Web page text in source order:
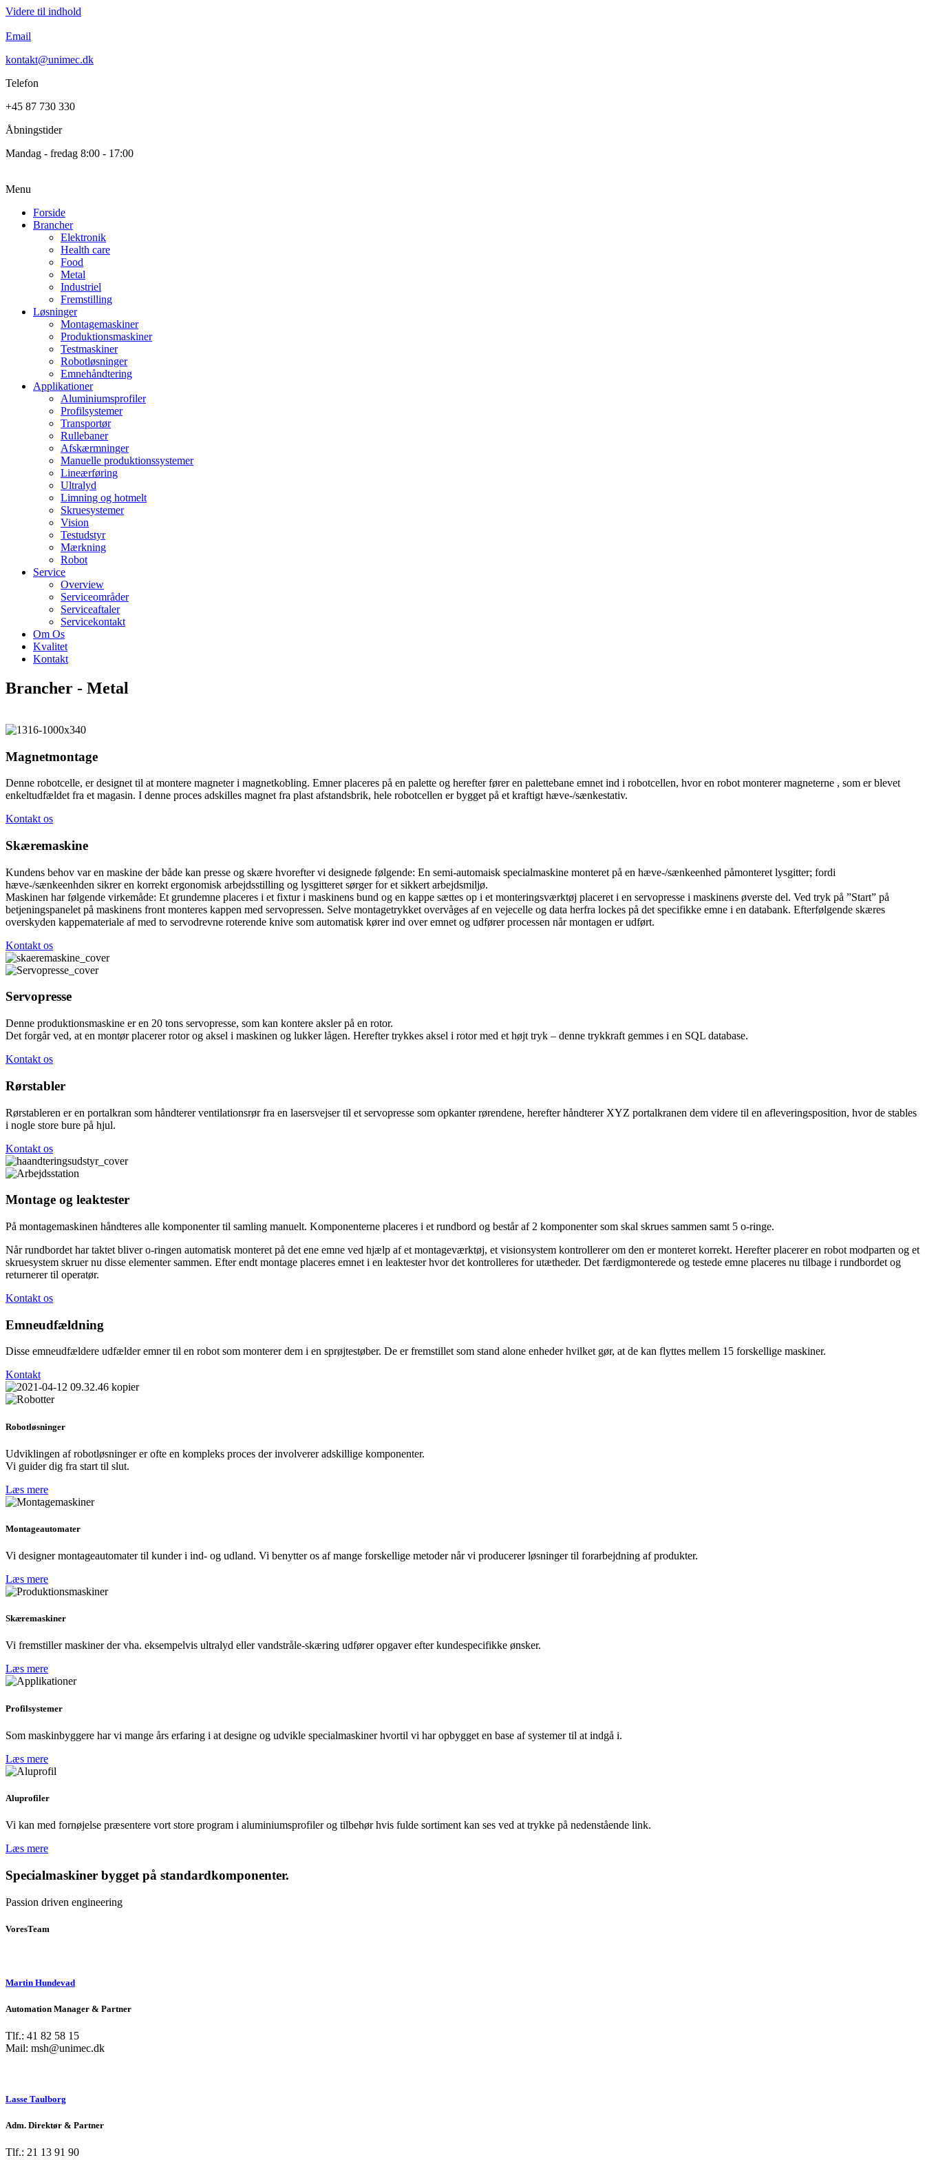
Videre til indhold
Email
kontakt@unimec.dk
Telefon
+45 87 730 330
Åbningstider
Mandag - fredag 8:00 - 17:00
Menu
Forside
Brancher
Elektronik
Health care
Food
Metal
Industriel
Fremstilling
Løsninger
Montagemaskiner
Produktionsmaskiner
Testmaskiner
Robotløsninger
Emnehåndtering
Applikationer
Aluminiumsprofiler
Profilsystemer
Transportør
Rullebaner
Afskærmninger
Manuelle produktionssystemer
Lineærføring
Ultralyd
Limning og hotmelt
Skruesystemer
Vision
Testudstyr
Mærkning
Robot
Service
Overview
Serviceområder
Serviceaftaler
Servicekontakt
Om Os
Kvalitet
Kontakt
Brancher - Metal
Magnetmontage
Denne robotcelle, er designet til at montere magneter i magnetkobling. Emner placeres på en palette og herefter fører en palettebane emnet ind i robotcellen, hvor en robot monterer magneterne , som er blevet
enkeltudfældet fra et magasin. I denne proces adskilles magnet fra plast afstandsbrik, hele robotcellen er bygget på et kraftigt hæve-/sænkestativ.
Kontakt os
Skæremaskine
Kundens behov var en maskine der både kan presse og skære hvorefter vi designede følgende: En semi-automaisk specialmaskine monteret på en hæve-/sænkeenhed påmonteret lysgitter; fordi
hæve-/sænkeenhden sikrer en korrekt ergonomisk arbejdsstilling og lysgitteret sørger for et sikkert arbejdsmiljø.
Maskinen har følgende virkemåde: Et grundemne placeres i et fixtur i maskinens bund og en kappe sættes op i et monteringsværktøj placeret i en servopresse i maskinens øverste del. Ved tryk på ”Start” på
betjeningspanelet på maskinens front monteres kappen med servopressen. Selve montagetrykket overvåges af en vejecelle og data herfra lockes på det specifikke emne i en databank. Efterfølgende skæres
overskyden kappemateriale af med to servodrevne roterende knive som automatisk kører ind over emnet og udfører processen når montagen er udført.
Kontakt os
Servopresse
Denne produktionsmaskine er en 20 tons servopresse, som kan kontere aksler på en rotor.
Det forgår ved, at en montør placerer rotor og aksel i maskinen og lukker lågen. Herefter trykkes aksel i rotor med et højt tryk – denne trykkraft gemmes i en SQL database.
Kontakt os
Rørstabler
Rørstableren er en portalkran som håndterer ventilationsrør fra en lasersvejser til et servopresse som opkanter rørendene, herefter håndterer XYZ portalkranen dem videre til en afleveringsposition, hvor de stables
i nogle store bure på hjul.
Kontakt os
Montage og leaktester
På montagemaskinen håndteres alle komponenter til samling manuelt. Komponenterne placeres i et rundbord og består af 2 komponenter som skal skrues sammen samt 5 o-ringe.
Når rundbordet har taktet bliver o-ringen automatisk monteret på det ene emne ved hjælp af et montageværktøj, et visionsystem kontrollerer om den er monteret korrekt. Herefter placerer en robot modparten og et
skruesystem skruer nu disse elementer sammen. Efter endt montage placeres emnet i en leaktester hvor det kontrolleres for utætheder. Det færdigmonterede og testede emne placeres nu tilbage i rundbordet og
returnerer til operatør.
Kontakt os
Emneudfældning
Disse emneudfældere udfælder emner til en robot som monterer dem i en sprøjtestøber. De er fremstillet som stand alone enheder hvilket gør, at de kan flyttes mellem 15 forskellige maskiner.
Kontakt
Robotløsninger
Udviklingen af robotløsninger er ofte en kompleks proces der involverer adskillige komponenter.
Vi guider dig fra start til slut.
Læs mere
Montageautomater
Vi designer montageautomater til kunder i ind- og udland. Vi benytter os af mange forskellige metoder når vi producerer løsninger til forarbejdning af produkter.
Læs mere
Skæremaskiner
Vi fremstiller maskiner der vha. eksempelvis ultralyd eller vandstråle-skæring udfører opgaver efter kundespecifikke ønsker.
Læs mere
Profilsystemer
Som maskinbyggere har vi mange års erfaring i at designe og udvikle specialmaskiner hvortil vi har opbygget en base af systemer til at indgå i.
Læs mere
Aluprofiler
Vi kan med fornøjelse præsentere vort store program i aluminiumsprofiler og tilbehør hvis fulde sortiment kan ses ved at trykke på nedenstående link.
Læs mere
Specialmaskiner bygget på standardkomponenter.
Passion driven engineering
VoresTeam
Martin Hundevad
Automation Manager & Partner
Tlf.: 41 82 58 15
Mail: msh@unimec.dk
Lasse Taulborg
Adm. Direktør & Partner
Tlf.: 21 13 91 90